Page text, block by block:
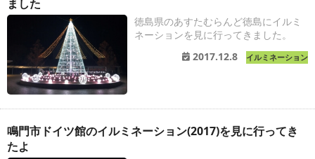
ました
徳島県のあすたむらんど徳島にイルミ
ネーションを見に行ってきました。
2017.12.8
イルミネーション
鳴門市ドイツ館のイルミネーション(2017)を見に行ってき
たよ